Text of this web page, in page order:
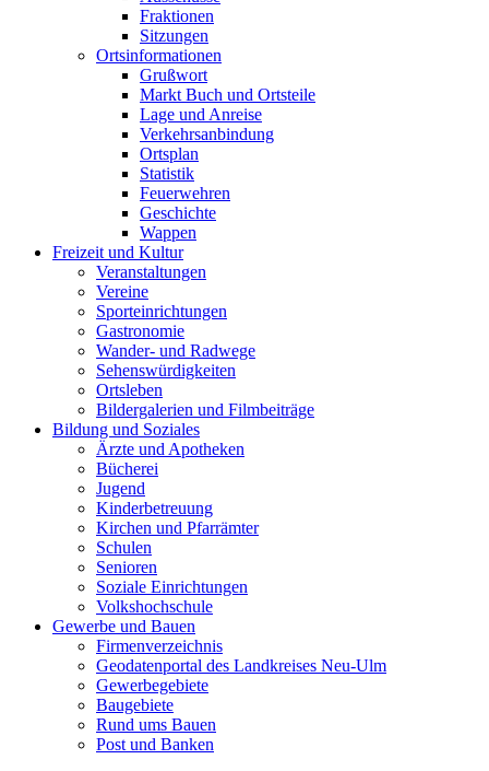
Fraktionen
Sitzungen
Ortsinformationen
Grußwort
Markt Buch und Ortsteile
Lage und Anreise
Verkehrsanbindung
Ortsplan
Statistik
Feuerwehren
Geschichte
Wappen
Freizeit und Kultur
Veranstaltungen
Vereine
Sporteinrichtungen
Gastronomie
Wander- und Radwege
Sehenswürdigkeiten
Ortsleben
Bildergalerien und Filmbeiträge
Bildung und Soziales
Ärzte und Apotheken
Bücherei
Jugend
Kinderbetreuung
Kirchen und Pfarrämter
Schulen
Senioren
Soziale Einrichtungen
Volkshochschule
Gewerbe und Bauen
Firmenverzeichnis
Geodatenportal des Landkreises Neu-Ulm
Gewerbegebiete
Baugebiete
Rund ums Bauen
Post und Banken